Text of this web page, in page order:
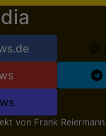
von Frank Reiermann